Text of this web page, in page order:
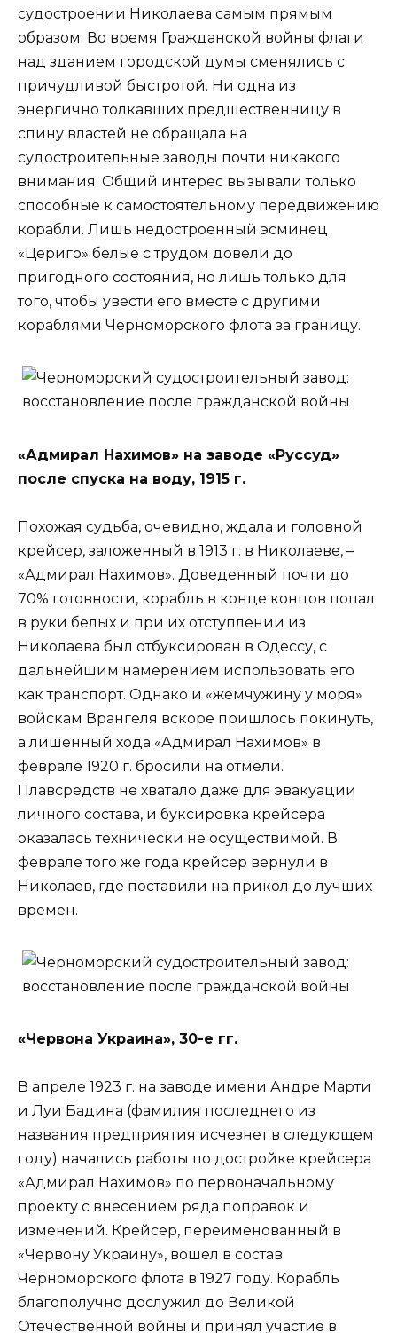
судостроении Николаева самым прямым
образом. Во время Гражданской войны флаги
над зданием городской думы сменялись с
причудливой быстротой. Ни одна из
энергично толкавших предшественницу в
спину властей не обращала на
судостроительные заводы почти никакого
внимания. Общий интерес вызывали только
способные к самостоятельному передвижению
корабли. Лишь недостроенный эсминец
«Цериго» белые с трудом довели до
пригодного состояния, но лишь только для
того, чтобы увести его вместе с другими
кораблями Черноморского флота за границу.
«Адмирал Нахимов» на заводе «Руссуд»
после спуска на воду, 1915 г.
Похожая судьба, очевидно, ждала и головной
крейсер, заложенный в 1913 г. в Николаеве, –
«Адмирал Нахимов». Доведенный почти до
70% готовности, корабль в конце концов попал
в руки белых и при их отступлении из
Николаева был отбуксирован в Одессу, с
дальнейшим намерением использовать его
как транспорт. Однако и «жемчужину у моря»
войскам Врангеля вскоре пришлось покинуть,
а лишенный хода «Адмирал Нахимов» в
феврале 1920 г. бросили на отмели.
Плавсредств не хватало даже для эвакуации
личного состава, и буксировка крейсера
оказалась технически не осуществимой. В
феврале того же года крейсер вернули в
Николаев, где поставили на прикол до лучших
времен.
«Червона Украина», 30-е гг.
В апреле 1923 г. на заводе имени Андре Марти
и Луи Бадина (фамилия последнего из
названия предприятия исчезнет в следующем
году) начались работы по достройке крейсера
«Адмирал Нахимов» по первоначальному
проекту с внесением ряда поправок и
изменений. Крейсер, переименованный в
«Червону Украину», вошел в состав
Черноморского флота в 1927 году. Корабль
благополучно дослужил до Великой
Отечественной войны и принял участие в